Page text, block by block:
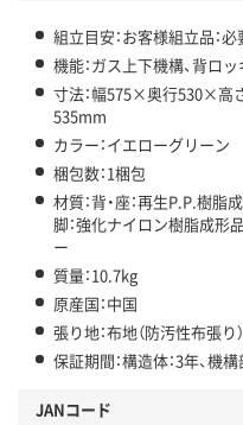
組立目安：お客様組立品：必
機能：ガス上下機構、背ロ
寸法：幅575×奥行530×高
535mm
カラー：イエローグリーン
梱包数：1梱包
材質：背・座：再生P.P.樹脂
脚：強化ナイロン樹脂成形
ー
質量：10.7kg
原産国：中国
張り地：布地（防汚性布張り）
保証期間：構造体：3年、機
JANコード